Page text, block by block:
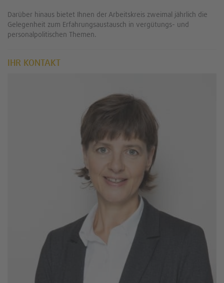
Darüber hinaus bietet Ihnen der Arbeitskreis zweimal jährlich die
Gelegenheit zum Erfahrungsaustausch in vergütungs- und
personalpolitischen Themen.
IHR KONTAKT